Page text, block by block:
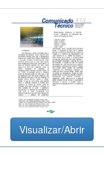
Visualizar/Abrir